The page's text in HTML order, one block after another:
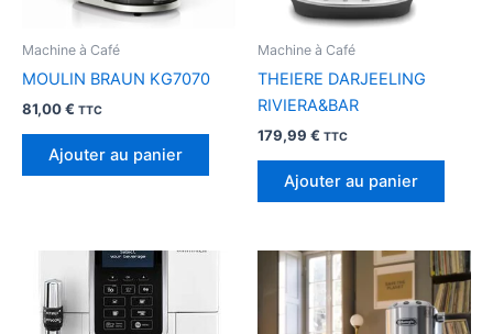
Machine à Café
MOULIN BRAUN KG7070
81,00€ TTC
Ajouter au panier
Machine à Café
THEIERE DARJEELING
RIVIERA&BAR
179,99 € TTC
Ajouter au panier